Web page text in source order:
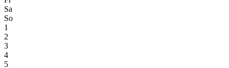
Sa
So
1
2
3
4
5